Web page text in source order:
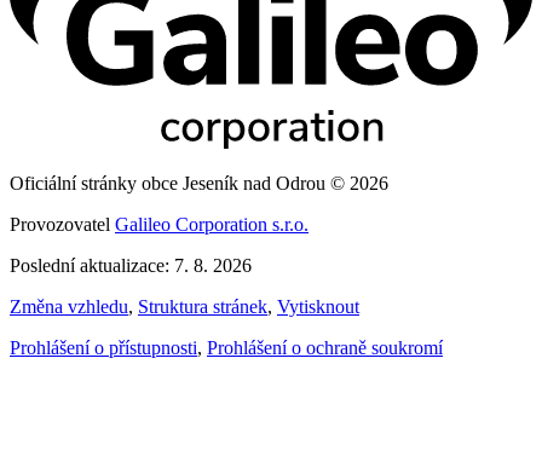
Oficiální stránky obce Jeseník nad Odrou © 2026
Provozovatel Galileo Corporation s.r.o.
Poslední aktualizace: 7. 8. 2026
Změna vzhledu, Struktura stránek, Vytisknout
Prohlášení o přístupnosti, Prohlášení o ochraně soukromí